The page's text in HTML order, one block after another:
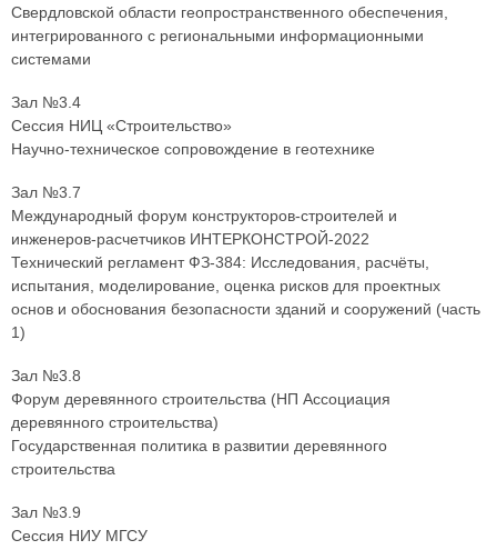
Свердловской области геопространственного обеспечения,
интегрированного с региональными информационными
системами
Зал №3.4
Сессия НИЦ «Строительство»
Научно-техническое сопровождение в геотехнике
Зал №3.7
Международный форум конструкторов-строителей и
инженеров-расчетчиков ИНТЕРКОНСТРОЙ-2022
Технический регламент ФЗ-384: Исследования, расчёты,
испытания, моделирование, оценка рисков для проектных
основ и обоснования безопасности зданий и сооружений (часть
1)
Зал №3.8
Форум деревянного строительства (НП Ассоциация
деревянного строительства)
Государственная политика в развитии деревянного
строительства
Зал №3.9
Сессия НИУ МГСУ